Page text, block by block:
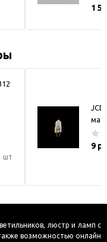
1
шт
JCD
9
люстр и ламп с
возможностью онлайн